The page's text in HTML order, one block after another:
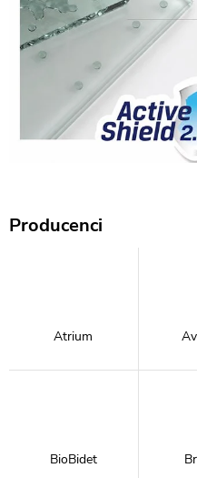
Producenci
Atrium
BioBidet